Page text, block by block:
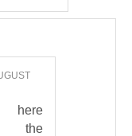
here
the